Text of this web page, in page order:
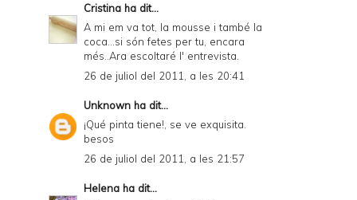
Cristina ha dit...
A mi em va tot, la mousse i també la
coca...si són fetes per tu, encara
més..Ara escoltaré l' entrevista.
26 de juliol del 2011, a les 20:41
Unknown ha dit...
¡Qué pinta tiene!, se ve exquisita.
besos
26 de juliol del 2011, a les 21:57
Helena ha dit...